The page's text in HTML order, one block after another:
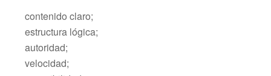
contenido claro;
estructura lógica;
autoridad;
velocidad;